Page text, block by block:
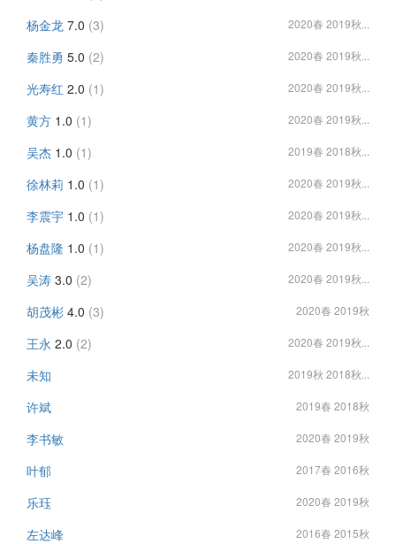
杨金龙 7.0 (3) 2020春 2019秋...
秦胜勇 5.0 (2) 2020春 2019秋...
光寿红 2.0 (1) 2020春 2019秋...
黄方 1.0 (1) 2020春 2019秋...
吴杰 1.0 (1) 2019春 2018秋...
徐林莉 1.0 (1) 2020春 2019秋...
李震宇 1.0 (1) 2020春 2019秋...
杨盘隆 1.0 (1) 2020春 2019秋...
吴涛 3.0 (2) 2020春 2019秋...
胡茂彬 4.0 (3) 2020春 2019秋
王永 2.0 (2) 2020春 2019秋...
未知 2019秋 2018秋...
许斌 2019春 2018秋
李书敏 2020春 2019秋
叶郁 2017春 2016秋
乐珏 2020春 2019秋
左达峰 2016春 2015秋